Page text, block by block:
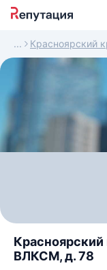
Красноярский
Красноярский
ВЛКСМ, д. 78